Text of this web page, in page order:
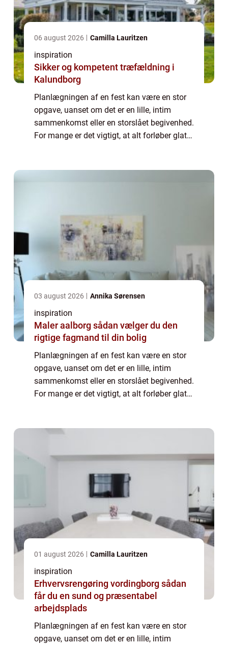
06 august 2026 Camilla Lauritzen
inspiration
Sikker og kompetent træfældning i
Kalundborg
Planlægningen af en fest kan være en stor
opgave, uanset om det er en lille, intim
sammenkomst eller en storslået begivenhed.
For mange er det vigtigt, at alt forløber glat
03 august 2026 Annika Sørensen
inspiration
Maler aalborg sådan vælger du den
rigtige fagmand til din bolig
Planlægningen af en fest kan være en stor
opgave, uanset om det er en lille, intim
sammenkomst eller en storslået begivenhed.
For mange er det vigtigt, at alt forløber glat
01 august 2026 Camilla Lauritzen
inspiration
Erhvervsrengøring vordingborg sådan
får du en sund og præsentabel
arbejdsplads
Planlægningen af en fest kan være en stor
opgave, uanset om det er en lille, intim